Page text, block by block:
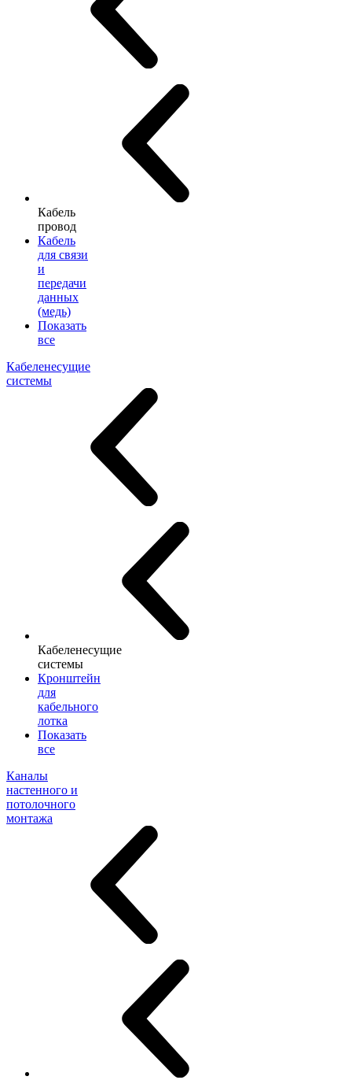
Кабель
провод
Кабель
для связи
и
передачи
данных
(медь)
Показать
все
Кабеленесущие
системы
Кабеленесущие
системы
Кронштейн
для
кабельного
лотка
Показать
все
Каналы
настенного и
потолочного
монтажа